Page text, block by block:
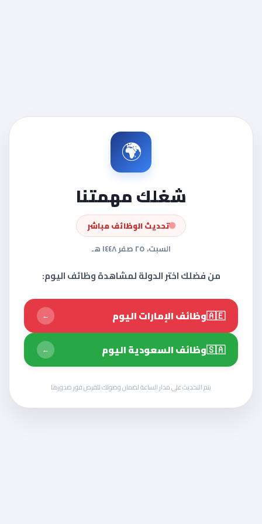
🌍
شغلك مهمتنا
تحديث الوظائف مباشر
السبت، ٢٥ صفر ١٤٤٨ هـ
من فضلك اختر الدولة لمشاهدة وظائف اليوم:
🇦🇪وظائف الإمارات اليوم ←
🇸🇦وظائف السعودية اليوم ←
يتم التحديث على مدار الساعة لضمان وصولك للفرص فور صدورها